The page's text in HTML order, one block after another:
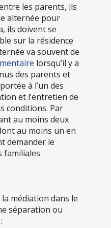
les parents, ils
alternée pour
ils doivent se
sur la résidence
va souvent de
lorsqu’il y a
des parents et
à l’un des
et l’entretien de
conditions. Par
au moins deux
au moins un en
demander le
familiales.
médiation dans le
séparation ou